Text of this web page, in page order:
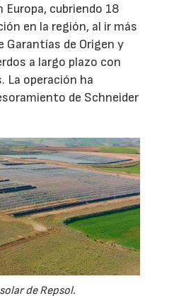
Europa, cubriendo 18
en la región, al ir más
Garantías de Origen y
a largo plazo con
La operación ha
de Schneider
de Repsol.